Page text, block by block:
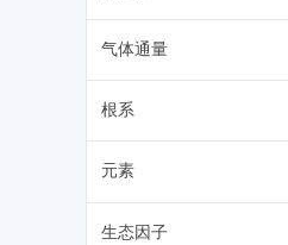
气体通量
根系
元素
生态因子